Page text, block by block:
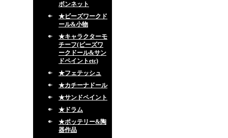
ボンネット
★ビーズワークド
ール&小物
★キャラクターモ
チーフ(ビーズワ
ークドール&サン
ドペイントetc)
★フェテッシュ
★カチーナドール
★サンドペイント
★ドラム
★ポッテリー&陶
器作品